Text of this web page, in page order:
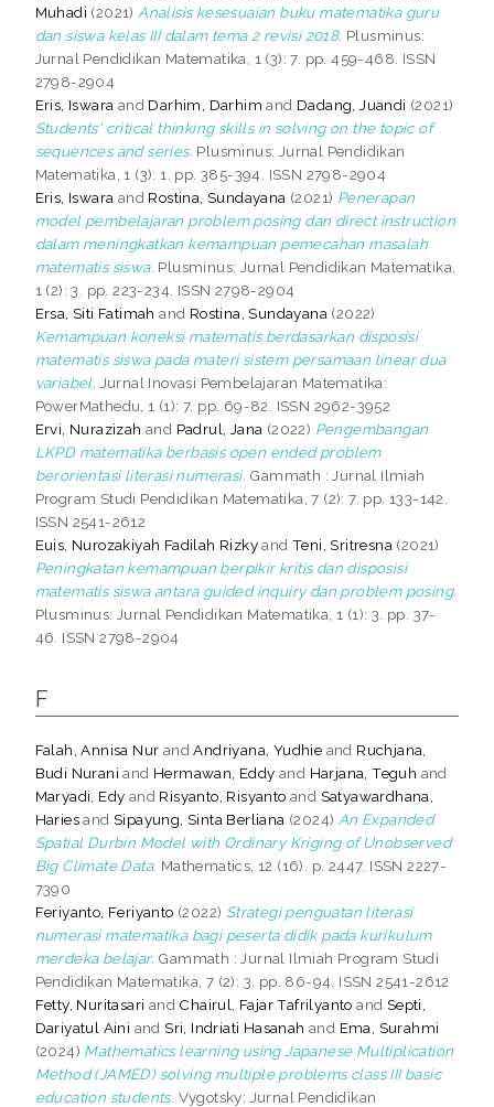
Muhadi (2021) Analisis kesesuaian buku matematika guru
dan siswa kelas III dalam tema 2 revisi 2018. Plusminus:
Jurnal Pendidikan Matematika, 1 (3): 7. pp. 459-468. ISSN
2798-2904
Eris, Iswara and Darhim, Darhim and Dadang, Juandi (2021)
Students' critical thinking skills in solving on the topic of
sequences and series. Plusminus: Jurnal Pendidikan
Matematika, 1 (3): 1. pp. 385-394. ISSN 2798-2904
Eris, Iswara and Rostina, Sundayana (2021) Penerapan
model pembelajaran problem posing dan direct instruction
dalam meningkatkan kemampuan pemecahan masalah
matematis siswa. Plusminus: Jurnal Pendidikan Matematika,
1 (2): 3. pp. 223-234. ISSN 2798-2904
Ersa, Siti Fatimah and Rostina, Sundayana (2022)
Kemampuan koneksi matematis berdasarkan disposisi
matematis siswa pada materi sistem persamaan linear dua
variabel. Jurnal Inovasi Pembelajaran Matematika:
PowerMathedu, 1 (1): 7. pp. 69-82. ISSN 2962-3952
Ervi, Nurazizah and Padrul, Jana (2022) Pengembangan
LKPD matematika berbasis open ended problem
berorientasi literasi numerasi. Gammath : Jurnal Ilmiah
Program Studi Pendidikan Matematika, 7 (2): 7. pp. 133-142.
ISSN 2541-2612
Euis, Nurozakiyah Fadilah RizkyandTeni, Sritresna (2021)
Peningkatan kemampuan berpikir kritis dan disposisi
matematis siswa antara guided inquiry dan problem posing.
Plusminus: Jurnal Pendidikan Matematika, 1 (1): 3. pp. 37-
46. ISSN 2798-2904
F
Falah, Annisa Nur andAndriyana, Yudhie and Ruchjana,
Budi Nurani and Hermawan, Eddy and Harjana, Teguh and
Maryadi, Edy and Risyanto, Risyanto and Satyawardhana,
HariesandSipayung, Sinta Berliana (2024) An Expanded
Spatial Durbin Model with Ordinary Kriging of Unobserved
Big Climate Data. Mathematics, 12 (16). p. 2447. ISSN 2227-
7390
Feriyanto, Feriyanto (2022) Strategi penguatan literasi
numerasi matematika bagi peserta didik pada kurikulum
merdeka belajar. Gammath : Jurnal Ilmiah Program Studi
Pendidikan Matematika, 7 (2): 3. pp. 86-94. ISSN 2541-2612
Fetty, Nuritasari and Chairul, Fajar Tafrilyanto and Septi,
Dariyatul Aini andSri, Indriati Hasanah and Ema, Surahmi
(2024) Mathematics learning using Japanese Multiplication
Method (JAMED) solving multiple problems class III basic
education students. Vygotsky: Jurnal Pendidikan